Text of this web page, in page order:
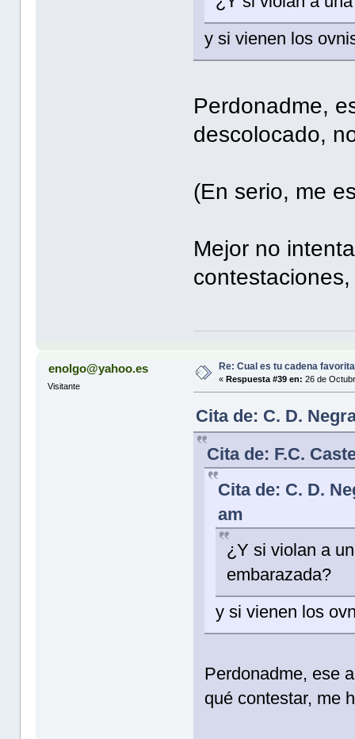
y si vienen los
Perdonadme,
descolocado,
(En serio, me
Mejor no
enolgo@yahoo.es
Visitante
Re: Cual es tu cadena
« Respuesta #39 en: 26 de
Cita de: C. D.
Cita de: F.C.
Cita de: C. D.
am
¿Y si violan a
embarazada?
y si vienen los
Perdonadme, ese
qué contestar, me